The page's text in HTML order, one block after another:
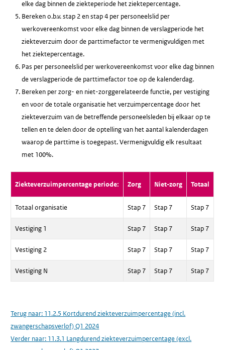
elke dag binnen de ziekteperiode het ziektepercentage.
Bereken o.b.v. stap 2 en stap 4 per personeelslid per
werkovereenkomst voor elke dag binnen de verslagperiode het
ziekteverzuim door de parttimefactor te vermenigvuldigen met
het ziektepercentage.
Pas per personeelslid per werkovereenkomst voor elke dag binnen
de verslagperiode de parttimefactor toe op de kalenderdag.
Bereken per zorg- en niet-zorggerelateerde functie, per vestiging
en voor de totale organisatie het verzuimpercentage door het
ziekteverzuim van de betreffende personeelsleden bij elkaar op te
tellen en te delen door de optelling van het aantal kalenderdagen
waarop de parttime is toegepast. Vermenigvuldig elk resultaat
met 100%.
Ziekteverzuimpercentage periode: Zorg Niet-zorg Totaal
Totaal organisatie Stap 7 Stap 7 Stap 7
Vestiging 1 Stap 7 Stap 7 Stap 7
Vestiging 2 Stap 7 Stap 7 Stap 7
Vestiging N Stap 7 Stap 7 Stap 7
Terug naar: 11.2.5 Kortdurend ziekteverzuimpercentage (incl.
zwangerschapsverlof) Q1 2024
Verder naar: 11.3.1 Langdurend ziekteverzuimpercentage (excl.